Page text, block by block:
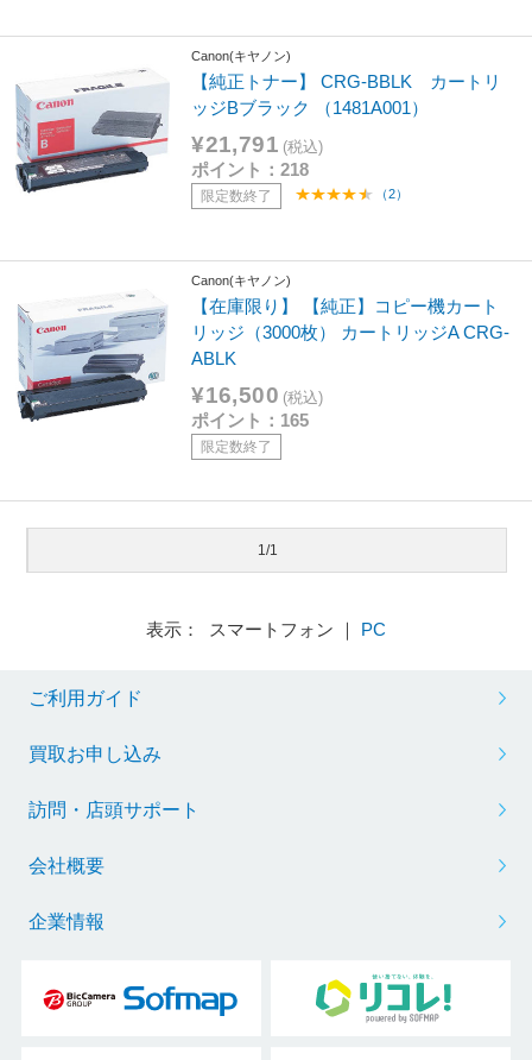
Canon(キヤノン)
【純正トナー】 CRG-BBLK カートリ
ッジBブラック （1481A001）
¥21,791 (税込)
ポイント：218
限定数終了 （2）
Canon(キヤノン)
【在庫限り】 【純正】コピー機カート
リッジ（3000枚） カートリッジA CRG-
ABLK
¥16,500 (税込)
ポイント：165
限定数終了
1/1
表示： スマートフォン ｜ PC
ご利用ガイド
買取お申し込み
訪問・店頭サポート
会社概要
企業情報